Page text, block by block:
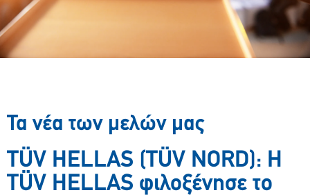
Τα νέα των μελών μας
TÜV HELLAS (TÜV NORD): H
TÜV HELLAS φιλοξένησε το